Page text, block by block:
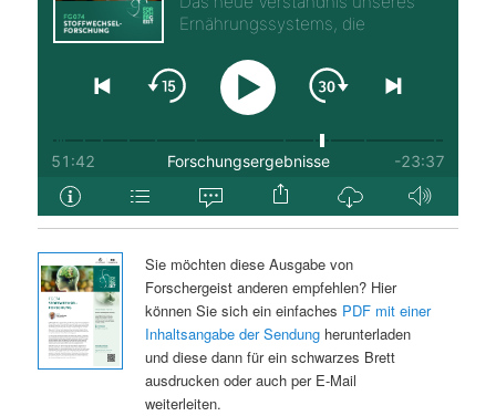
Sie möchten diese Ausgabe von
Forschergeist anderen empfehlen? Hier
können Sie sich ein einfaches PDF mit einer
Inhaltsangabe der Sendungherunterladen
und diese dann für ein schwarzes Brett
ausdrucken oder auch per E-Mail
weiterleiten.